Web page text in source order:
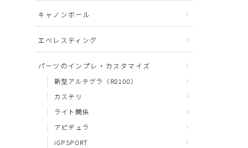
キャノンボール
エベレスティング
パーツのインプレ・カスタマイズ
新型アルテグラ（R8100）
カステリ
ライト関係
アピデュラ
iGPSPORT